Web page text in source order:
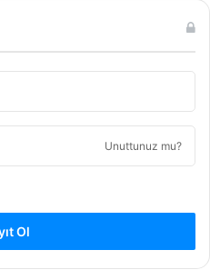
Unuttunuz mu?
Ol